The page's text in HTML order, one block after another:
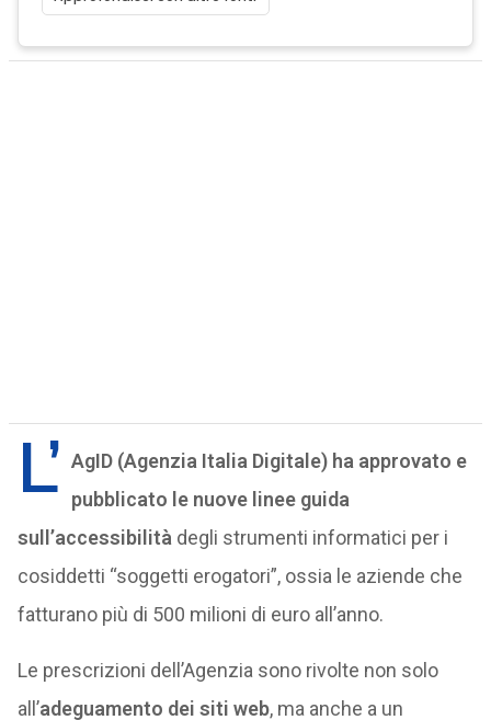
L’ AgID (Agenzia Italia Digitale) ha approvato e
pubblicato le nuove linee guida
sull’accessibilità degli strumenti informatici per i
cosiddetti “soggetti erogatori”, ossia le aziende che
fatturano più di 500 milioni di euro all’anno.
Le prescrizioni dell’Agenzia sono rivolte non solo
all’adeguamento dei siti web, ma anche a un